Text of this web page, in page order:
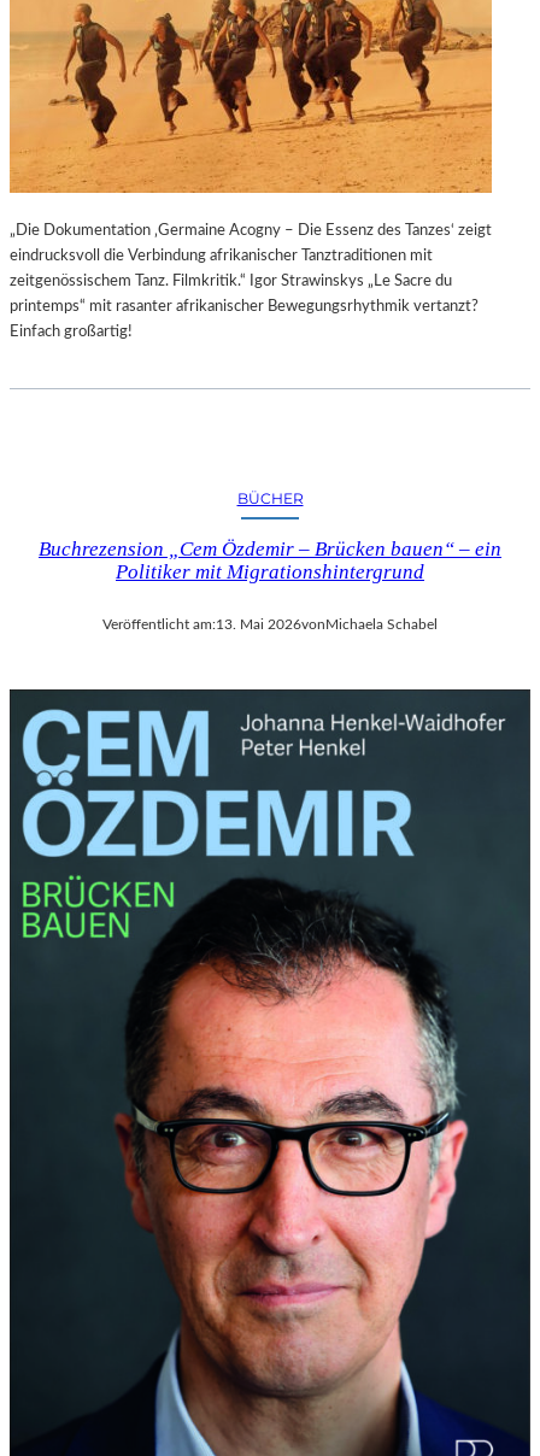
„Die Dokumentation ‚Germaine Acogny – Die Essenz des Tanzes‘ zeigt
eindrucksvoll die Verbindung afrikanischer Tanztraditionen mit
zeitgenössischem Tanz. Filmkritik.“ Igor Strawinskys „Le Sacre du
printemps“ mit rasanter afrikanischer Bewegungsrhythmik vertanzt?
Einfach großartig!
BÜCHER
Buchrezension „Cem Özdemir – Brücken bauen“ – ein
Politiker mit Migrationshintergrund
Veröffentlicht am:13. Mai 2026vonMichaela Schabel